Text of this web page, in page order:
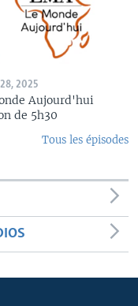
2025
Aujourd'hui
de 5h30
Tous les épisodes